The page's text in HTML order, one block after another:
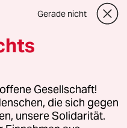
wie in München
Bedarf an
(WE)
ca. 18.000 im
im mittel
Das bedeutet,
Wohnungsmarkt
Gerade nicht
Gesellschaft!
die sich gegen
unsere Solidarität.